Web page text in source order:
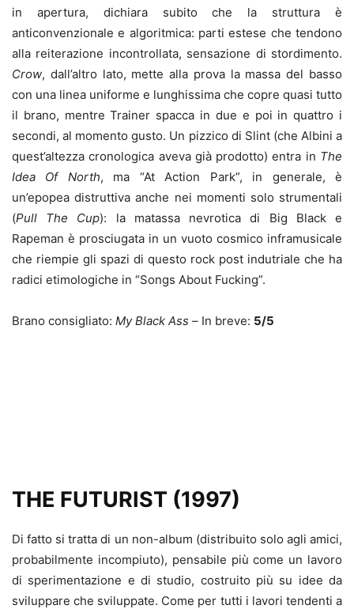
in apertura, dichiara subito che la struttura è
anticonvenzionale e algoritmica: parti estese che tendono
alla reiterazione incontrollata, sensazione di stordimento.
Crow, dall’altro lato, mette alla prova la massa del basso
con una linea uniforme e lunghissima che copre quasi tutto
il brano, mentre Trainer spacca in due e poi in quattro i
secondi, al momento gusto. Un pizzico di Slint (che Albini a
quest’altezza cronologica aveva già prodotto) entra in The
Idea Of North, ma “At Action Park”, in generale, è
un’epopea distruttiva anche nei momenti solo strumentali
(Pull The Cup): la matassa nevrotica di Big Black e
Rapeman è prosciugata in un vuoto cosmico inframusicale
che riempie gli spazi di questo rock post indutriale che ha
radici etimologiche in “Songs About Fucking”.
Brano consigliato: My Black Ass – In breve: 5/5
THE FUTURIST (1997)
Di fatto si tratta di un non-album (distribuito solo agli amici,
probabilmente incompiuto), pensabile più come un lavoro
di sperimentazione e di studio, costruito più su idee da
sviluppare che sviluppate. Come per tutti i lavori tendenti a